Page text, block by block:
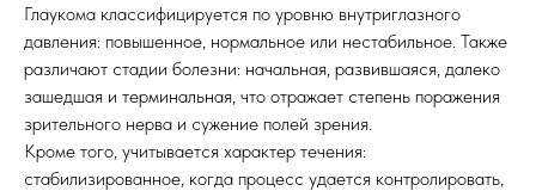
Глаукома классифицируется по уровню внутриглазного
давления: повышенное, нормальное или нестабильное. Также
различают стадии болезни: начальная, развившаяся, далеко
зашедшая и терминальная, что отражает степень поражения
зрительного нерва и сужение полей зрения.
Кроме того, учитывается характер течения:
стабилизированное, когда процесс удается контролировать,